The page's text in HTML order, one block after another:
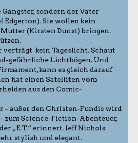
sondern der Vater
Edgerton). Sie wollen kein
Mutter (Kirsten Dunst) bringen.
verträgt kein Tageslicht. Schaut
gefährliche Lichtbögen. Und
kann es gleich darauf
hat einen Satelliten vom
aus den Comic-
außer den Christen-Fundis wird
zum Science-Fiction-Abenteuer,
„E.T.“ erinnert. Jeff Nichols
stylish und elegant.